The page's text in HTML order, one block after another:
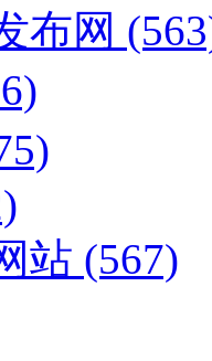
布网
站 (567)